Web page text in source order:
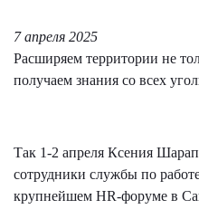
7 апреля 2025
Расширяем территории не
получаем знания со всех
Так 1-2 апреля Ксения
сотрудники службы по
крупнейшем HR-форуме в